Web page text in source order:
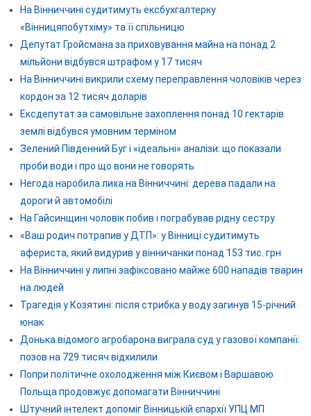
На Вінниччині судитимуть ексбухгалтерку
«Вінницяпобутхіму» та її спільницю
Депутат Гройсмана за приховування майна на понад 2
мільйони відбувся штрафом у 17 тисяч
На Вінниччині викрили схему переправлення чоловіків через
кордон за 12 тисяч доларів
Ексдепутат за самовільне захоплення понад 10 гектарів
землі відбувся умовним терміном
Зелений Південний Буг і «ідеальні» аналізи: що показали
проби води і про що вони не говорять
Негода наробила лиха на Вінниччині: дерева падали на
дороги й автомобілі
На Гайсинщині чоловік побив і пограбував рідну сестру
«Ваш родич потрапив у ДТП»: у Вінниці судитимуть
афериста, який видурив у вінничанки понад 153 тис. грн
На Вінниччині у липні зафіксовано майже 600 нападів тварин
на людей
Трагедія у Козятині: після стрибка у воду загинув 15-річний
юнак
Донька відомого агробарона виграла суд у газової компанії:
позов на 729 тисяч відхилили
Попри політичне охолодження між Києвом і Варшавою
Польща продовжує допомагати Вінниччині
Штучний інтелект допоміг Вінницькій єпархії УПЦ МП